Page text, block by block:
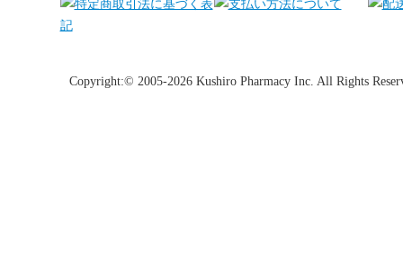
Copyright:© 2005-2026 Kushiro Pharmacy Inc. All Rights